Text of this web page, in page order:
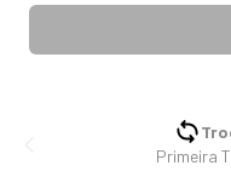
Primeira